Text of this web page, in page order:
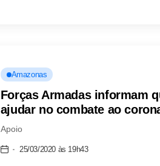
Amazonas
Forças Armadas informam
ajudar no combate ao
Apoio
25/03/2020 às 19h43